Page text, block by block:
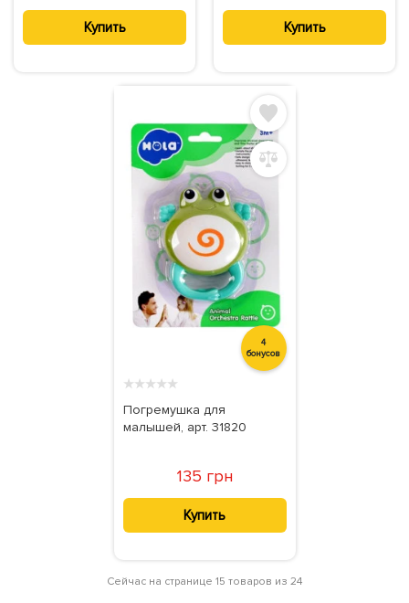
Купить Купить
4
бонусов
★★★★★
Погремушка для
малышей, арт. 31820
135 грн
Купить
Сейчас на странице 15 товаров из 24